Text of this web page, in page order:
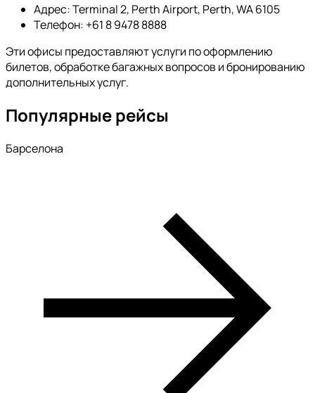
Адрес: Terminal 2, Perth Airport, Perth, WA 6105
Телефон: +61 8 9478 8888
Эти офисы предоставляют услуги по оформлению
билетов, обработке багажных вопросов и бронированию
дополнительных услуг.
Популярные рейсы
Барселона